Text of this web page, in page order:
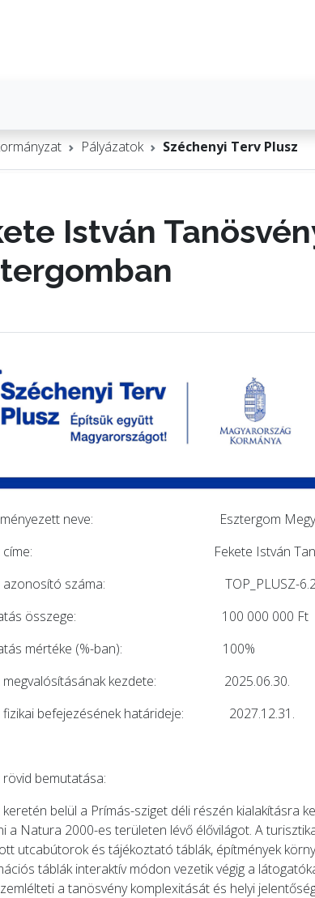
Pályázatok Széchenyi Terv Plusz
István
neve: Esztergom Megyei
címe: Fekete István Tanösvény
azonosító száma: TOP_PLUSZ-6.2.1-
összege: 100 000 000 Ft
mértéke (%-ban): 100%
megvalósításának kezdete: 2025.06.30.
fizikai befejezésének határideje: 2027.12.31.
bemutatása:
belül a Prímás-sziget déli részén kialakításra
a Natura 2000-es területen lévő élővilágot. A
utcabútorok és tájékoztató táblák, építmények
táblák interaktív módon vezetik végig a
a tanösvény komplexitását és helyi